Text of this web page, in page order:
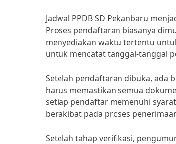
Jadwal PPDB SD Pekanbaru
Proses pendaftaran biasanya
menyediakan waktu tertentu
untuk mencatat tanggal-tanggal
Setelah pendaftaran dibuka, ada
harus memastikan semua
setiap pendaftar memenuhi
berakibat pada proses
Setelah tahap verifikasi,